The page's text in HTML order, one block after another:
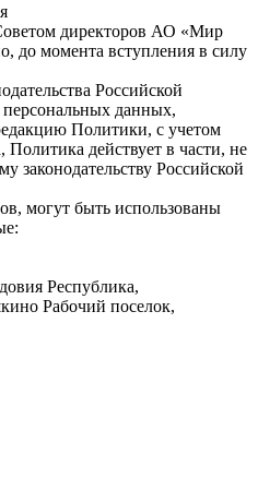
директоров АО «Мир
до момента вступления в силу
Российской
данных,
Политики, с учетом
действует в части, не
законодательству Российской
могут быть использованы
Республика,
Рабочий поселок,